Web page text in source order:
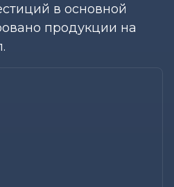
в основной
продукции на